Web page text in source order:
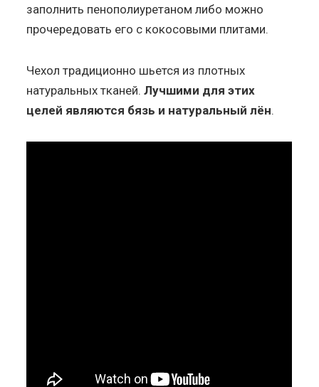
заполнить пенополиуретаном либо можно
прочередовать его с кокосовыми плитами.
Чехол традиционно шьется из плотных
натуральных тканей.Лучшими для этих
целей являются бязь и натуральный лён.